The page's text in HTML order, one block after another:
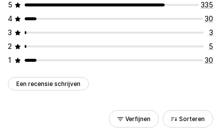
5
335
4
30
3
3
2
5
1
30
Een recensie schrijven
Verfijnen Sorteren